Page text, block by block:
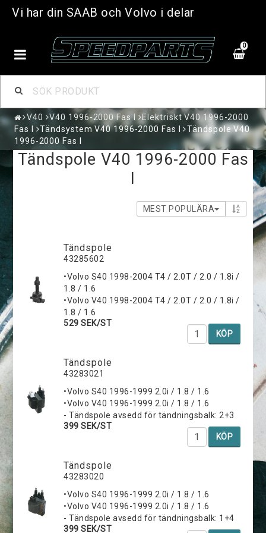
Vi har din SAAB och Volvo i delar
0
V40 V40 1996-2000 Fas I
Elektriskt V40 1996-2000
Fas I
Tändsystem V40 1996-2000 Fas I
Tändspole V40
1996-2000 Fas I
Tändspole V40 1996-2000 Fas
I
MEST POPULÄRA
Tändspole
43285602
•Volvo S40 1998-2004 T4 / 2.0T / 2.0 / 1.8i /
1.8 / 1.6
•Volvo V40 1998-2004 T4 / 2.0T / 2.0 / 1.8i /
1.8 / 1.6
529 SEK/ST
KÖP
Tändspole
43283021
•Volvo S40 1996-1999 2.0i / 1.8 / 1.6
•Volvo V40 1996-1999 2.0i / 1.8 / 1.6
- Tändspole avsedd för tändningsbalk: 2+3
399 SEK/ST
KÖP
Tändspole
43283020
•Volvo S40 1996-1999 2.0i / 1.8 / 1.6
•Volvo V40 1996-1999 2.0i / 1.8 / 1.6
- Tändspole avsedd för tändningsbalk: 1+4
399 SEK/ST